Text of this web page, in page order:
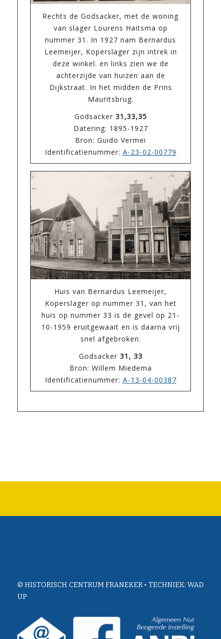
Rechts de Godsacker, met de woning
van slager Lourens Haitsma op
nummer 31. In 1927 nam Bernardus
Leemeijer, Koperslager zijn intrek in
deze winkel. en links zien we de
achterzijde van huizen aan de
Dijkstraat. In het midden de Prins
Mauritsbrug.
Godsacker 31,33,35
Datering: 1895-1927
Bron: Guido Vermei
Identificatienummer: A-23-02-00779
Huis van Bernardus Leemeijer,
Koperslager op nummer 31, van het
huis op nummer 33 is de gevel op 21-
10-1959 eruitgewaait en is daarna vrij
snel afgebroken.
Godsacker 31, 33
Bron: Willem Miedema
Identificatienummer: A-13-04-00387
© HISTORISCH CENTRUM FRANEKER • TECHNIEK: WAD
UP